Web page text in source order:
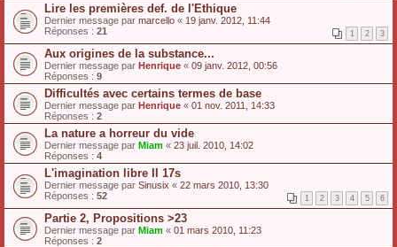
Lire les premières def. de l'Ethique
Dernier message par marcello « 19 janv. 2012, 11:44
Réponses : 21 1 2 3
Aux origines de la substance...
Dernier message par Henrique « 09 janv. 2012, 00:56
Réponses : 9
Difficultés avec certains termes de base
Dernier message par Henrique « 01 nov. 2011, 14:33
Réponses : 2
La nature a horreur du vide
Dernier message par Miam « 23 juil. 2010, 14:02
Réponses : 4
L'imagination libre II 17s
Dernier message par Sinusix « 22 mars 2010, 13:30
Réponses : 52 1 2 3 4 5 6
Partie 2, Propositions >23
Dernier message par Miam « 01 mars 2010, 11:23
Réponses : 2